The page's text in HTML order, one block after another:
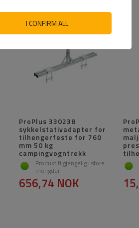
ProPlus 330238
sykkelstativadapter for
tilhengerfeste for 760
mm 50 kg
campingvogntrekk
Produkt tilgjengelig i store
mengder
656,74 NOK
I CONFIRM ALL